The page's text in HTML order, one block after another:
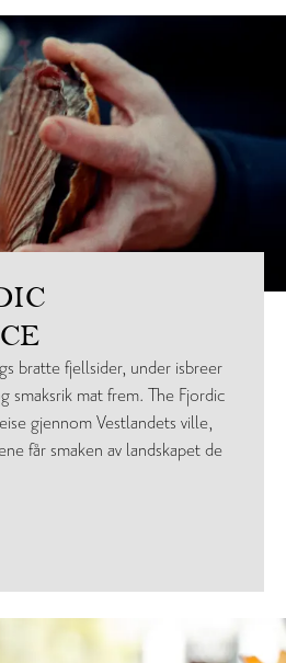
bratte fjellsider, under isbreer
smaksrik mat frem. The Fjordic
gjennom Vestlandets ville,
får smaken av landskapet de